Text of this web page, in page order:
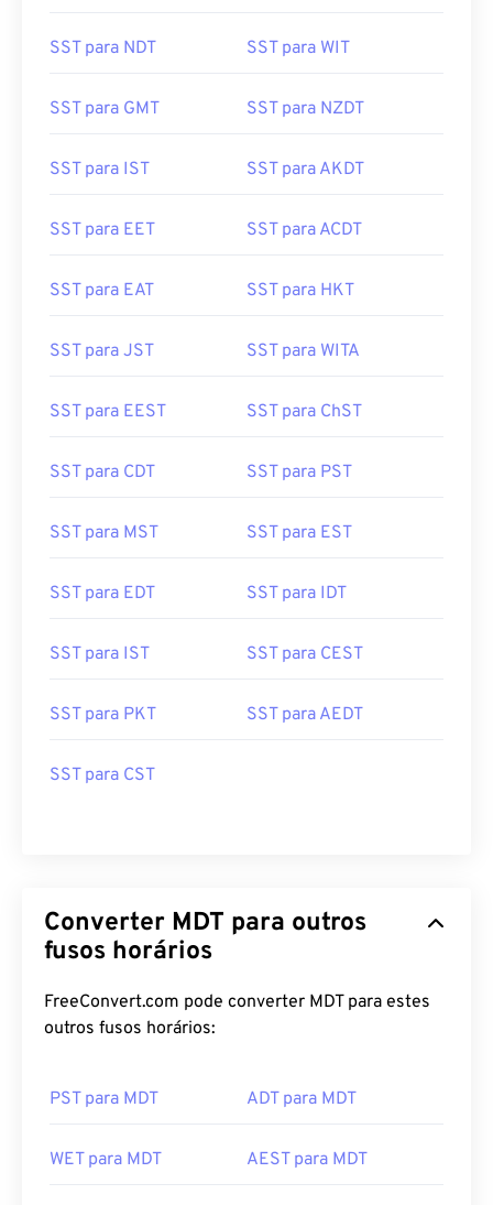
SST para NDT SST para WIT
SST para GMT SST para NZDT
SST para IST SST para AKDT
SST para EET SST para ACDT
SST para EAT SST para HKT
SST para JST SST para WITA
SST para EEST SST para ChST
SST para CDT SST para PST
SST para MST SST para EST
SST para EDT SST para IDT
SST para IST SST para CEST
SST para PKT SST para AEDT
SST para CST
Converter MDT para outros
fusos horários
FreeConvert.com pode converter MDT para estes
outros fusos horários:
PST para MDT ADT para MDT
WET para MDT AEST para MDT